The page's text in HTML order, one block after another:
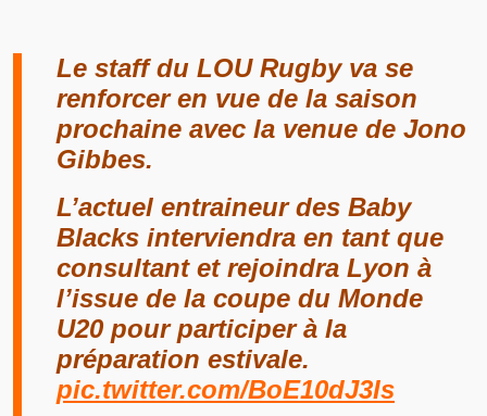
Le staff du LOU Rugby va se
renforcer en vue de la saison
prochaine avec la venue de Jono
Gibbes.
L’actuel entraineur des Baby
Blacks interviendra en tant que
consultant et rejoindra Lyon à
l’issue de la coupe du Monde
U20 pour participer à la
préparation estivale.
pic.twitter.com/BoE10dJ3Is